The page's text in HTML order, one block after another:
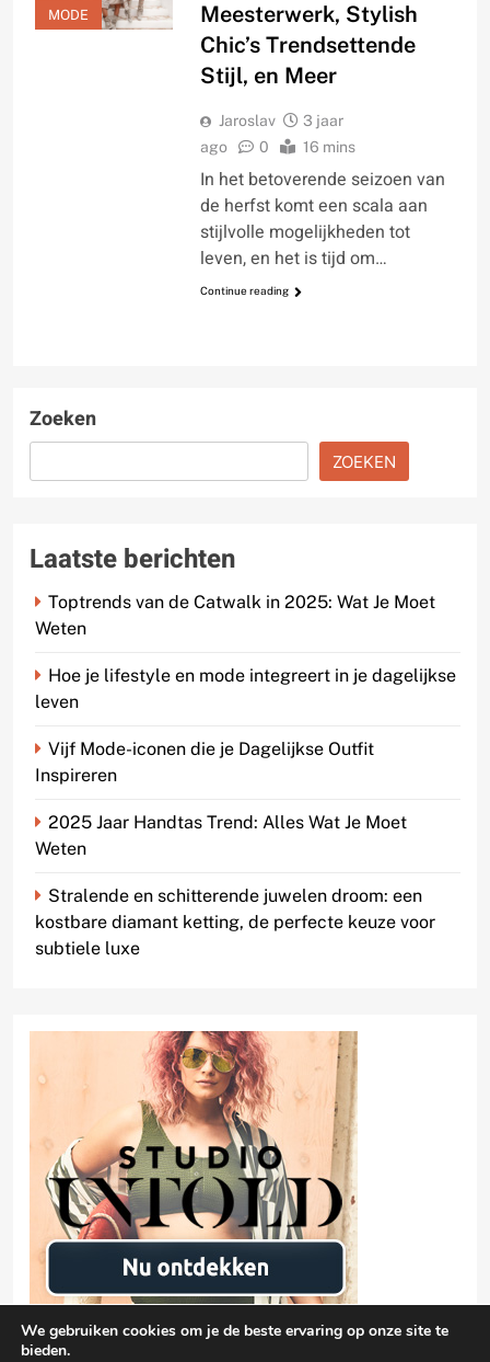
MODE
Meesterwerk, Stylish
Chic’s Trendsettende
Stijl, en Meer
Jaroslav
3 jaar
ago
0 16 mins
In het betoverende seizoen van
de herfst komt een scala aan
stijlvolle mogelijkheden tot
leven, en het is tijd om…
Continue reading
Zoeken
ZOEKEN
Laatste berichten
Toptrends van de Catwalk in 2025: Wat Je Moet
Weten
Hoe je lifestyle en mode integreert in je dagelijkse
leven
Vijf Mode-iconen die je Dagelijkse Outfit
Inspireren
2025 Jaar Handtas Trend: Alles Wat Je Moet
Weten
Stralende en schitterende juwelen droom: een
kostbare diamant ketting, de perfecte keuze voor
subtiele luxe
We gebruiken cookies om je de beste ervaring op onze site te
bieden.